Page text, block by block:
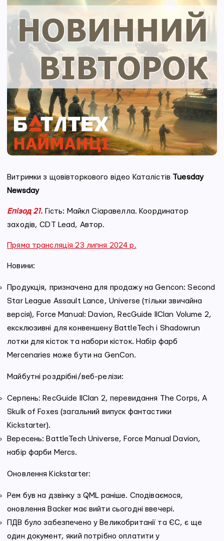
Витримки з щовівторкового відео Каталістів Tuesday
Newsday
Епізод 21. Гість: Майкл Сіаравелла. Координатор
заходів, CDT Lead, Автор.
Пряма трансляція 23 липня 2024 р.
Новини:
Продукція, призначена для продажу на Gencon: Second
Star League Assault Lance, Universe (тільки звичайна
версія), Force Manual: Davion, RecGuide IlClan Volume 2,
ексклюзивні для конвеншену BattleTech і Shadowrun
лотки для кісток та набори кісток. Набір фарб
Mercenaries може бути на GenCon.
Майбутні роздрібні/веб-релізи:
Серпень: RecGuide IlClan 2, перевидання The Corps, A
Skulk of Foxes (загальний випуск фантастики
Kickstarter).
Вересень: BattleTech Universe, Force Manual Davion,
набір фарби Mercs.
Оновлення Kickstarter:
Рем був на дзвінку з QML раніше. Сподіваємося,
оновлення Backer має вийти сьогодні ввечері.
ПДВ було забезпечено у Великобританії та ЄС, є ще
один документ, який потрібно оплатити у